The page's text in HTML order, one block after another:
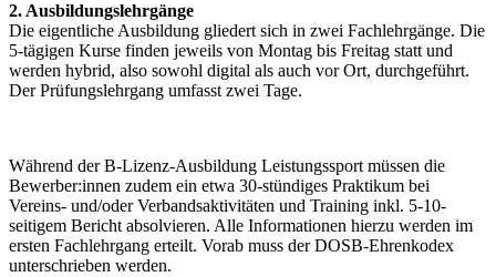
2. Ausbildungslehrgänge
Die eigentliche Ausbildung gliedert sich in zwei Fachlehrgänge. Die
5-tägigen Kurse finden jeweils von Montag bis Freitag statt und
werden hybrid, also sowohl digital als auch vor Ort, durchgeführt.
Der Prüfungslehrgang umfasst zwei Tage.
Während der B-Lizenz-Ausbildung Leistungssport müssen die
Bewerber:innen zudem ein etwa 30-stündiges Praktikum bei
Vereins- und/oder Verbandsaktivitäten und Training inkl. 5-10-
seitigem Bericht absolvieren. Alle Informationen hierzu werden im
ersten Fachlehrgang erteilt. Vorab muss der DOSB-Ehrenkodex
unterschrieben werden.